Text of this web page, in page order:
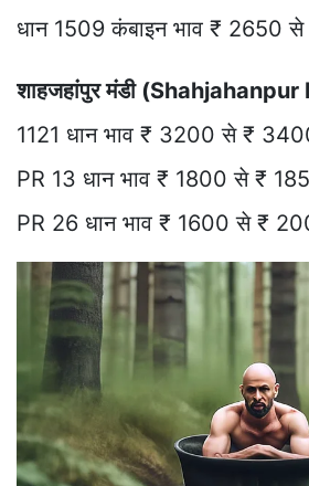
धान 1509 कंबाइन भाव ₹ 2650
शाहजहांपुर मंडी
1121 धान भाव ₹ 3200 से ₹
PR 13 धान भाव ₹ 1800 से ₹
PR 26 धान भाव ₹ 1600 से ₹